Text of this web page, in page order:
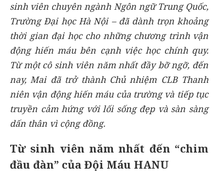
sinh viên chuyên ngành Ngôn ngữ Trung Quốc,
Trường Đại học Hà Nội – đã dành trọn khoảng
thời gian đại học cho những chương trình vận
động hiến máu bên cạnh việc học chính quy.
Từ một cô sinh viên năm nhất đầy bỡ ngỡ, đến
nay, Mai đã trở thành Chủ nhiệm CLB Thanh
niên vận động hiến máu của trường và tiếp tục
truyền cảm hứng với lối sống đẹp và sàn sàng
dấn thân vì cộng đồng.
Từ sinh viên năm nhất đến “chim
đầu đàn” của Đội Máu HANU